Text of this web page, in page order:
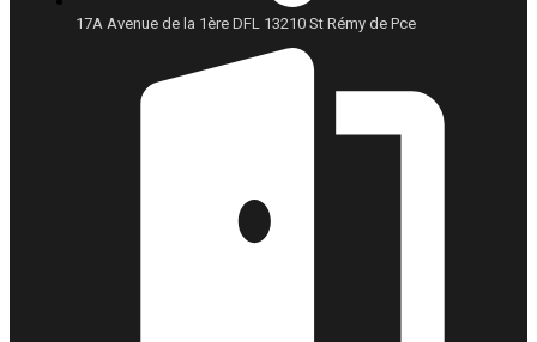
17A Avenue de la 1ère DFL 13210 St Rémy de Pce